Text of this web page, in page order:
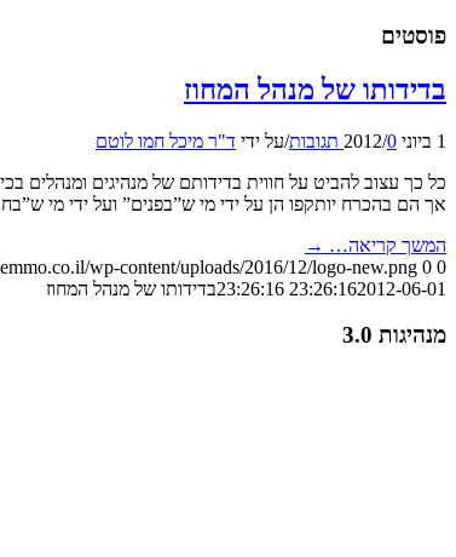
פוסטים
בדידותו של מנהל המחוז
1 ביוני 2012 /0 תגובות /על ידי ד"ר מיכל חמו לוטם
כל כך עצוב להביט על חווית בדידותם של מנהיגים
אך הם בהכרח יותקפו הן על ידי מי ש”בפנים” ועל ידי מי
המשך קריאה… →
wp-content/uploads/2016/12/logo-new.png 0 0
23:26:162012-06-01 23:26:16 בדידותו של מנהל המחוז
מנהיגות 3.0